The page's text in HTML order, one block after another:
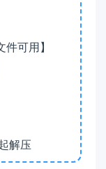
可用】
解压